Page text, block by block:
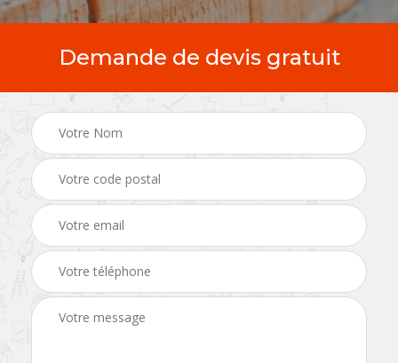
Demande de devis gratuit